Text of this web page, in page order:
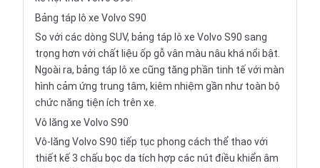
Bảng táp lô xe Volvo S90
So với các dòng SUV, bảng táp lô xe Volvo S90 sang
trọng hơn với chất liệu ốp gỗ vân màu nâu khá nổi bật.
Ngoài ra, bảng táp lô xe cũng tăng phần tinh tế với màn
hình cảm ứng trung tâm, kiêm nhiệm gần như toàn bộ
chức năng tiện ích trên xe.
Vô lăng xe Volvo S90
Vô-lăng Volvo S90 tiếp tục phong cách thể thao với
thiết kế 3 chấu bọc da tích hợp các nút điều khiển âm